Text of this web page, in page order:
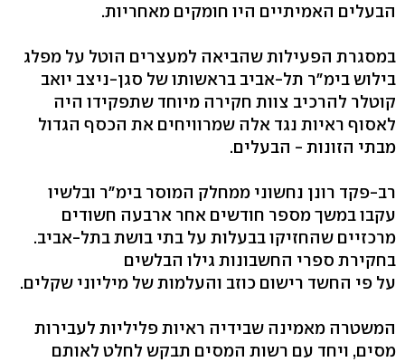
הבעלים האמיתיים היו חומקים מאחריות.
במסגרת הפעילות שהביאה למעצרים הוטל על מפלג
בילוש בימ"ר תל-אביב בראשותו של סגן-ניצב יואב
קוטלר להרכיב צוות חקירה מיוחד שתפקידו היה
לאסוף ראיות נגד אלה שמרוויחים את הכסף הגדול
מבתי הזונות - הבעלים.
רב-פקד רונן נחשוני ממחלק המוסר בימ"ר ובלשיו
עקבו במשך מספר חודשים אחר ארבעה חשודים
מרכזיים שהחזיקו בבעלות על בתי בושת בתל-אביב.
בחקירת ספרי החשבונות גילו הבלשים
על פי החשד רישום כוזב והעלמות של מיליוני שקלים.
המשטרה מאמינה שבידיה ראיות פליליות לעבירות
מסים, ויחד עם רשות המסים תבקש לחלט לאותם